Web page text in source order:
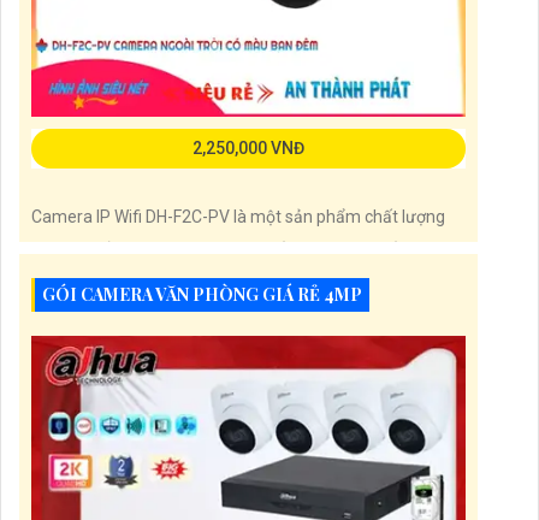
2,250,000 VNĐ
Camera IP Wifi DH-F2C-PV là một sản phẩm chất lượng
với màu sắc sáng đẹp, độ phân giải 2.0 MP và khả năng
xem ban đêm thông qua công nghệ hồng ngoại 30m. Đặc
biệt, camera được thiết kế dành riêng cho dự án dân dụng
với tính năng truyền tải hình ảnh qua mạng IP Wifi tiên
tiến.
Một điểm đáng
GÓI CAMERA VĂN PHÒNG GIÁ RẺ 4MP